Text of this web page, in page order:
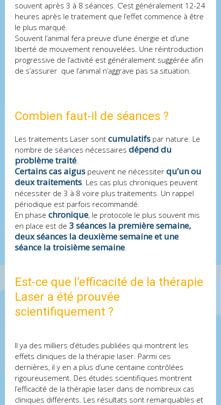
souvent après 3 à 8 séances. C’est généralement 12-24
heures après le traitement que l’effet commence à être
le plus marqué.
Souvent l’animal fera preuve d’une énergie et d’une
liberté de mouvement renouvelées. Une réintroduction
progressive de l’activité est généralement suggérée afin
de s’assurer que l’animal n’aggrave pas sa situation.
Combien faut-il de séances ?
Les traitements Laser sont cumulatifs par nature. Le
nombre de séances nécessaires dépend du
problème traité.
Certains cas aigus peuvent ne nécessiter qu’un ou
deux traitements. Les cas plus chroniques peuvent
nécessiter de 3 à 8 voire plus traitements. Un rappel
périodique est parfois recommandé.
En phase chronique, le protocole le plus souvent mis
en place est de 3 séances la première semaine,
deux séances la deuxième semaine et une
séance la troisième semaine.
Est-ce que l’efficacité de la thérapie
Laser a été prouvée
scientifiquement ?
Il ya des milliers d’études publiées qui montrent les
effets cliniques de la thérapie laser. Parmi ces
dernières, il y en a plus d’une centaine contrôlées
rigoureusement. Des études scientifiques montrent
l’efficacité de la thérapie laser dans de nombreux cas
cliniques différents. Les résultats sont remarquables et